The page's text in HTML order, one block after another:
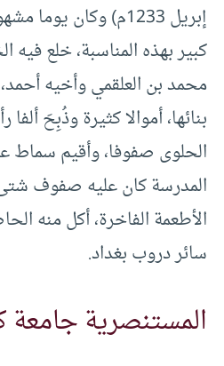
إبريل 1233م) وكان
كبير بهذه المناسبة، خلع فيه
محمد بن العلقمي وأخيه
بنائها، أموالا كثيرة وذُبِحَ
الحلوى صفوفا، وأقيم
المدرسة كان عليه صفوف
الأطعمة الفاخرة، أكل منه
سائر دروب بغداد.
المستنصرية جامعة